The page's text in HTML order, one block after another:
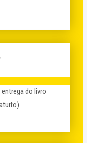
do livro